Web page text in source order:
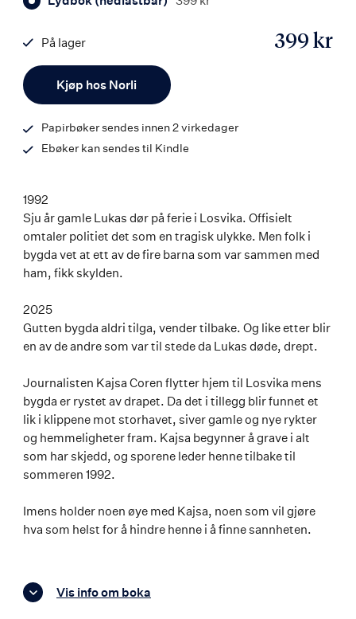
Kjøp hos Norli
399 kr
På lager
9788203464232
Papirbøker sendes innen 2 virkedager
Ebøker kan sendes til Kindle
1992
Sju år gamle Lukas dør på ferie i Losvika. Offisielt
omtaler politiet det som en tragisk ulykke. Men folk i
bygda vet at ett av de fire barna som var sammen med
ham, fikk skylden.
2025
Gutten bygda aldri tilga, vender tilbake. Og like etter blir
en av de andre som var til stede da Lukas døde, drept.
Journalisten Kajsa Coren flytter hjem til Losvika mens
bygda er rystet av drapet. Da det i tillegg blir funnet et
lik i klippene mot storhavet, siver gamle og nye rykter
og hemmeligheter fram. Kajsa begynner å grave i alt
som har skjedd, og sporene leder henne tilbake til
sommeren 1992.
Imens holder noen øye med Kajsa, noen som vil gjøre
hva som helst for å hindre henne i å finne sannheten.
Vis info om boka